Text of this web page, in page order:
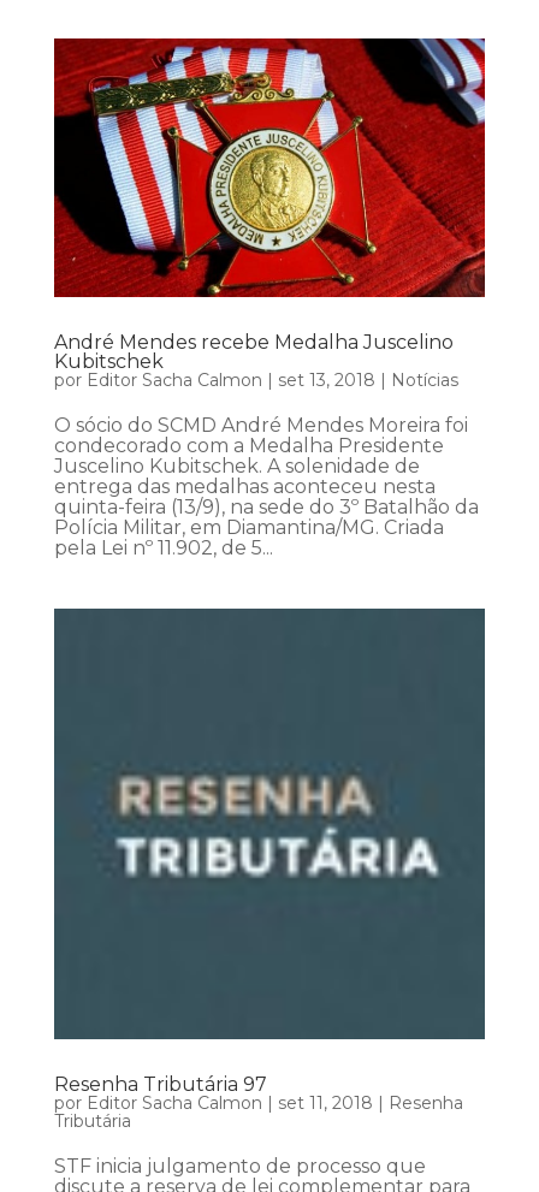
André Mendes recebe Medalha Juscelino
Kubitschek
por Editor Sacha Calmon | set 13, 2018 | Notícias
O sócio do SCMD André Mendes Moreira foi
condecorado com a Medalha Presidente
Juscelino Kubitschek. A solenidade de
entrega das medalhas aconteceu nesta
quinta-feira (13/9), na sede do 3º Batalhão da
Polícia Militar, em Diamantina/MG. Criada
pela Lei nº 11.902, de 5...
Resenha Tributária 97
por Editor Sacha Calmon | set 11, 2018 | Resenha
Tributária
STF inicia julgamento de processo que
discute a reserva de lei complementar para